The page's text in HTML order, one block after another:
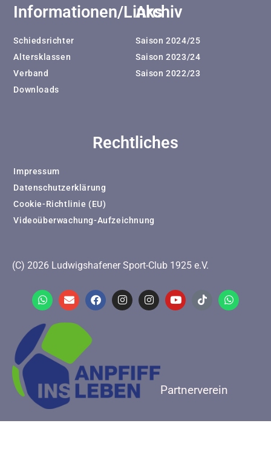
Informationen/Links
Schiedsrichter
Altersklassen
Verband
Downloads
Archiv
Saison 2024/25
Saison 2023/24
Saison 2022/23
Rechtliches
Impressum
Datenschutzerklärung
Cookie-Richtlinie (EU)
Videoüberwachung-Aufzeichnung
(C) 2026 Ludwigshafener Sport-Club 1925 e.V.
Partnerverein